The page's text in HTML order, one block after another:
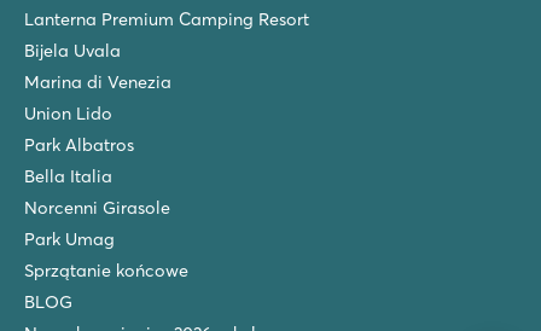
★ ★ ★
Bardzo duży kompleks basenów ze zjeżdżalniami
Mobile home'y położone w atrakcyjnym miejscu
Tylko 10 minut od malowniczej Peschiera del Garda
Tahiti
Tahiti
★ ★ ★
Lanterna Premium Camping Resort
Bijela Uvala
Marina di Venezia
Union Lido
Park Albatros
Bella Italia
Norcenni Girasole
Park Umag
Sprzątanie końcowe
BLOG